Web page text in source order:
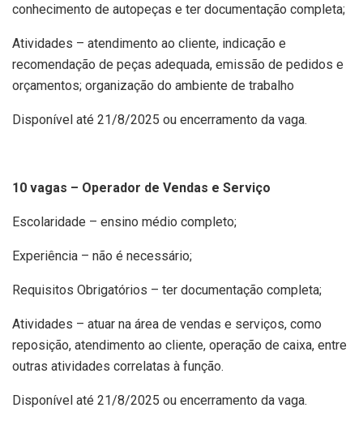
conhecimento de autopeças e ter documentação completa;
Atividades – atendimento ao cliente, indicação e
recomendação de peças adequada, emissão de pedidos e
orçamentos; organização do ambiente de trabalho
Disponível até 21/8/2025 ou encerramento da vaga.
10 vagas – Operador de Vendas e Serviço
Escolaridade – ensino médio completo;
Experiência – não é necessário;
Requisitos Obrigatórios – ter documentação completa;
Atividades – atuar na área de vendas e serviços, como
reposição, atendimento ao cliente, operação de caixa, entre
outras atividades correlatas à função.
Disponível até 21/8/2025 ou encerramento da vaga.